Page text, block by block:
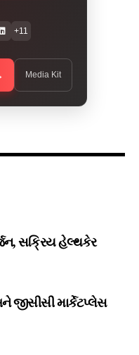
+11
Media Kit
સક્રિય હેલ્થકેર
માર્કેટપ્લેસ